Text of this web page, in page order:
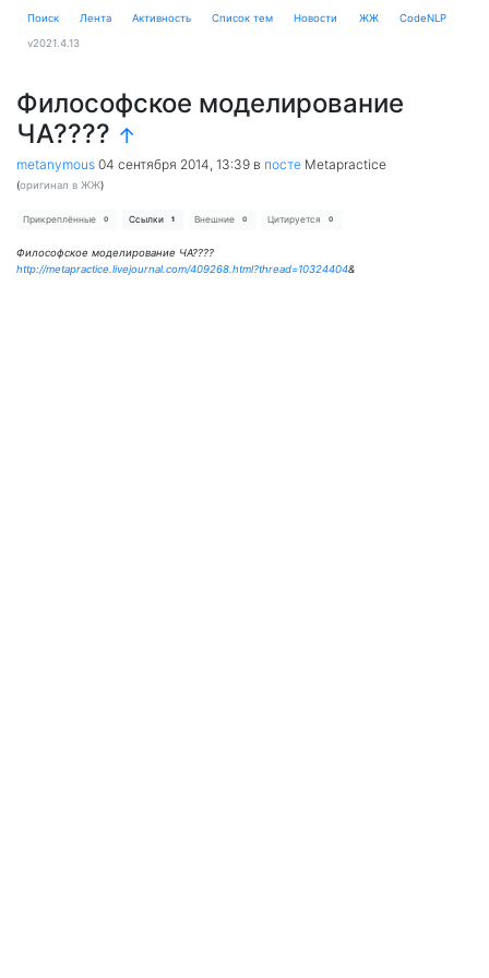
Поиск Лента Активность Cписок тем Новости ЖЖ CodeNLP
v2021.4.13
Философское моделирование
ЧА???? ↑
metanymous 04 сентября 2014, 13:39 в посте Metapractice
(оригинал в ЖЖ)
Прикреплённые 0 Ссылки 1 Внешние 0 Цитируется 0
Философское моделирование ЧА????
http://metapractice.livejournal.com/409268.html?thread=10324404&